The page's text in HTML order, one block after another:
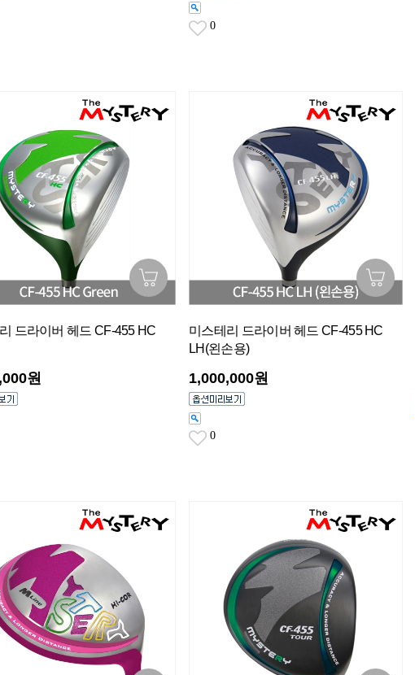
0
드라이버 헤드 CF-455 HC
원
미스테리 드라이버 헤드 CF-455 HC
LH(왼손용)
1,000,000원
0